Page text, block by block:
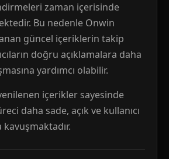
zaman içerisinde
Bu nedenle Onwin
güncel içeriklerin takip
doğru açıklamalara daha
yardımcı olabilir.
içerikler sayesinde
daha sade, açık ve kullanıcı